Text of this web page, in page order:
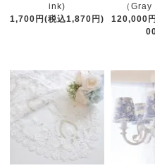
ink)
1,700円(税込1,870円)
（
120,000